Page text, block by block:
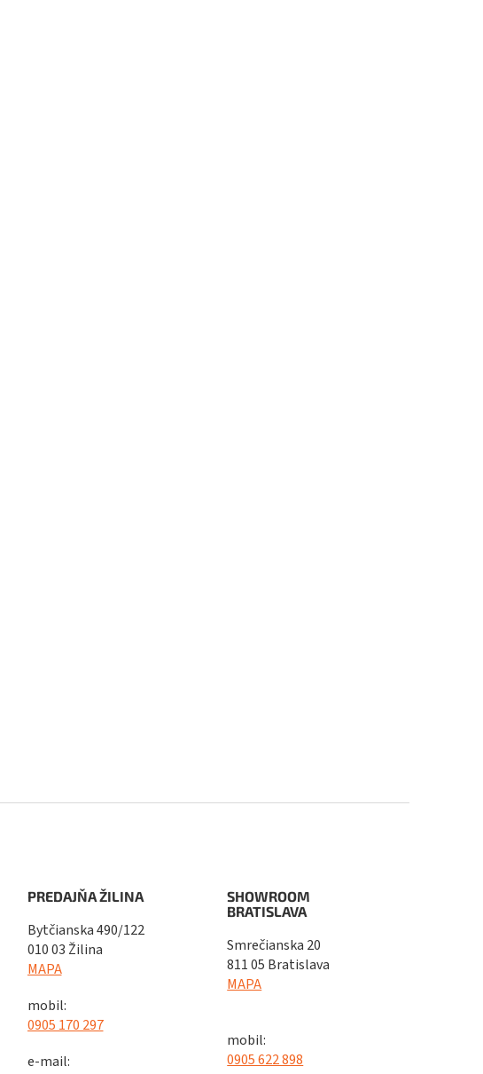
PREDAJŇA ŽILINA
Bytčianska 490/122
010 03 Žilina
MAPA
mobil:
0905 170 297
e-mail:
SHOWROOM
BRATISLAVA
Smrečianska 20
811 05 Bratislava
MAPA
mobil:
0905 622 898